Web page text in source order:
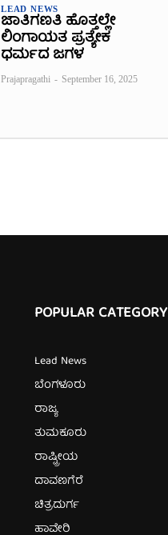
LEAD NEWS
ಜಾತಿಗಣತಿ ಹೊತ್ತಲ್ಲೇ
ಲಿಂಗಾಯತ ಪ್ರತ್ಯೇಕ
ಧರ್ಮದ ಜಗಳ
Prajapragathi - September 16, 2025
POPULAR CATEGORY
Lead News
ಬೆಂಗಳೂರು
ರಾಜ್ಯ
ತುಮಕೂರು
ರಾಷ್ಟ್ರೀಯ
ದಾವಣಗೆರೆ
ಚಿತ್ರದುರ್ಗ
ಹಾವೇರಿ